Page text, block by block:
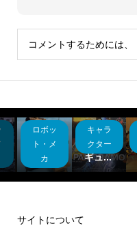
コメントするためには、
ロボッ
ト・メ
カ
ドム
キャノ
キャラ
クター
バンダ
イフィ
ギュ...
サイトについて